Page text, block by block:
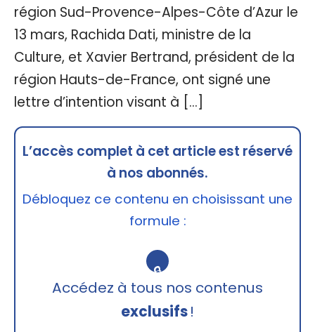
région Sud-Provence-Alpes-Côte d’Azur le
13 mars, Rachida Dati, ministre de la
Culture, et Xavier Bertrand, président de la
région Hauts-de-France, ont signé une
lettre d’intention visant à […]
L’accès complet à cet article est réservé
à nos abonnés.
Débloquez ce contenu en choisissant une
formule :
🔒
Accédez à tous nos contenus
exclusifs!